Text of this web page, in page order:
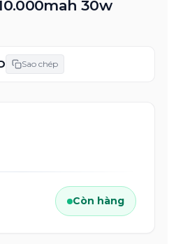
30w
Sao chép
Còn hàng